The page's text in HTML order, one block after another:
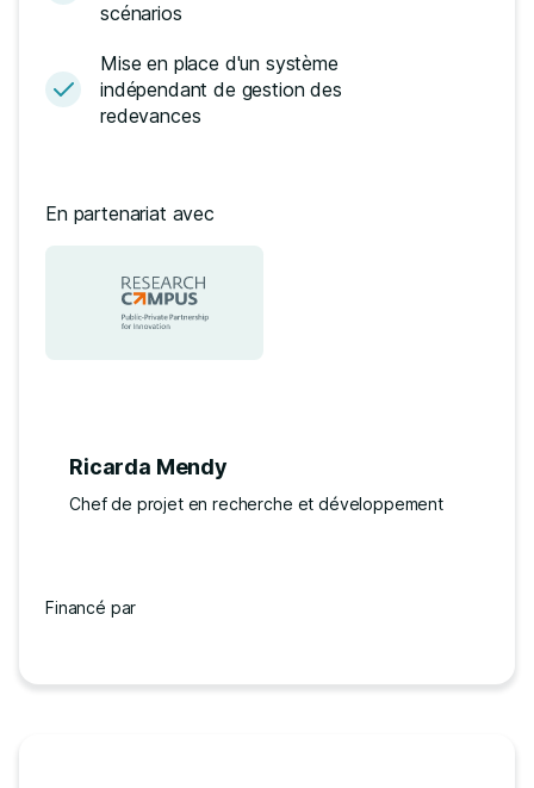
scénarios
Mise en place d'un système
indépendant de gestion des
redevances
En partenariat avec
Ricarda Mendy
Chef de projet en recherche et développement
Financé par